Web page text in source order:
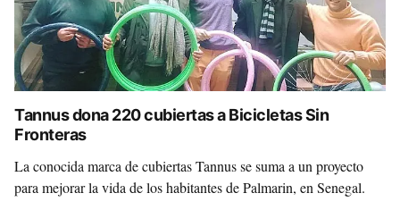
Tannus dona 220 cubiertas a Bicicletas Sin
Fronteras
La conocida marca de cubiertas Tannus se suma a un proyecto
para mejorar la vida de los habitantes de Palmarin, en Senegal.